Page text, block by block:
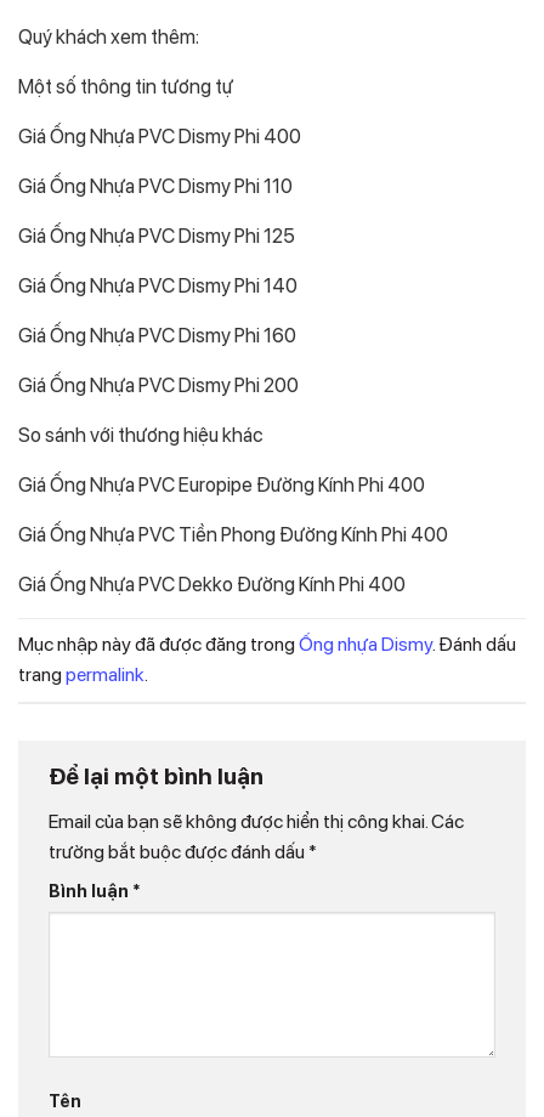
Quý khách xem thêm:
Một số thông tin tương tự
Giá Ống Nhựa PVC Dismy Phi 400
Giá Ống Nhựa PVC Dismy Phi 110
Giá Ống Nhựa PVC Dismy Phi 125
Giá Ống Nhựa PVC Dismy Phi 140
Giá Ống Nhựa PVC Dismy Phi 160
Giá Ống Nhựa PVC Dismy Phi 200
So sánh với thương hiệu khác
Giá Ống Nhựa PVC Europipe Đường Kính Phi 400
Giá Ống Nhựa PVC Tiền Phong Đường Kính Phi 400
Giá Ống Nhựa PVC Dekko Đường Kính Phi 400
Mục nhập này đã được đăng trong Ống nhựa Dismy. Đánh dấu
trang permalink.
Để lại một bình luận
Email của bạn sẽ không được hiển thị công khai.Các
trường bắt buộc được đánh dấu *
Bình luận *
Tên